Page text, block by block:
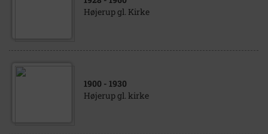
Højerup gl. Kirke
1900 - 1930
Højerup gl. kirke